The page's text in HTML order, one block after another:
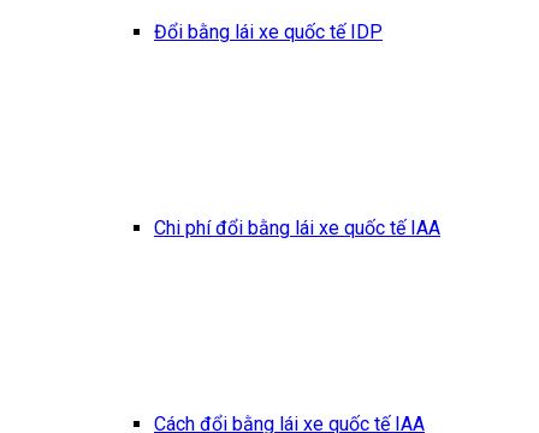
Đổi bằng lái xe quốc tế IDP
Chi phí đổi bằng lái xe quốc tế IAA
Cách đổi bằng lái xe quốc tế IAA